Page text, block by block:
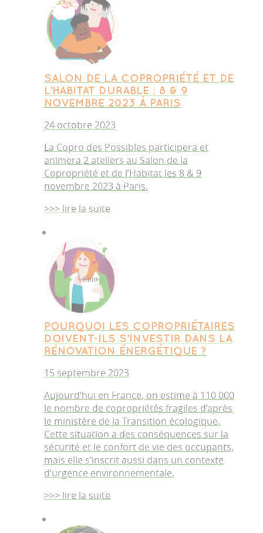
SALON DE LA COPROPRIÉTÉ ET DE
L’HABITAT DURABLE : 8 & 9
NOVEMBRE 2023 À PARIS
24 octobre 2023
La Copro des Possibles participera et
animera 2 ateliers au Salon de la
Copropriété et de l’Habitat les 8 & 9
novembre 2023 à Paris.
>>> lire la suite
POURQUOI LES COPROPRIÉTAIRES
DOIVENT-ILS S’INVESTIR DANS LA
RÉNOVATION ÉNERGÉTIQUE ?
15 septembre 2023
Aujourd’hui en France, on estime à 110 000
le nombre de copropriétés fragiles d’après
le ministère de la Transition écologique.
Cette situation a des conséquences sur la
sécurité et le confort de vie des occupants,
mais elle s’inscrit aussi dans un contexte
d’urgence environnementale.
>>> lire la suite